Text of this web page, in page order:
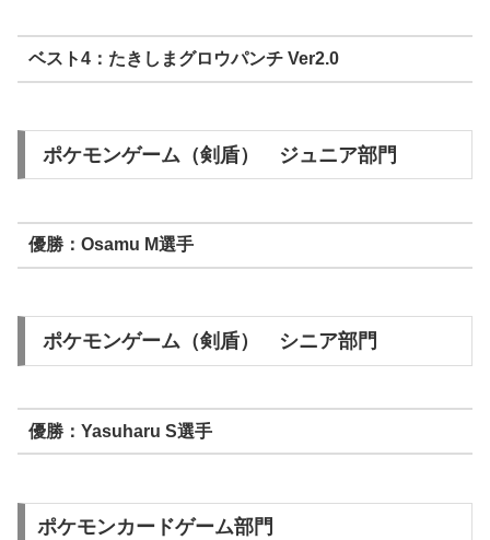
ベスト4：たきしまグロウパンチ Ver2.0
ポケモンゲーム（剣盾） ジュニア部門
優勝：Osamu M選手
ポケモンゲーム（剣盾） シニア部門
優勝：Yasuharu S選手
ポケモンカードゲーム部門